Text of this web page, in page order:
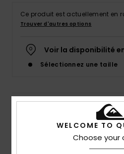
Ce produit est actuellement en
Trouver d'autres options
Voir la disponibilité
Sélectionnez une taille
Details &
Pantalon à taille élastique
Code
WELCOME TO
Choose your